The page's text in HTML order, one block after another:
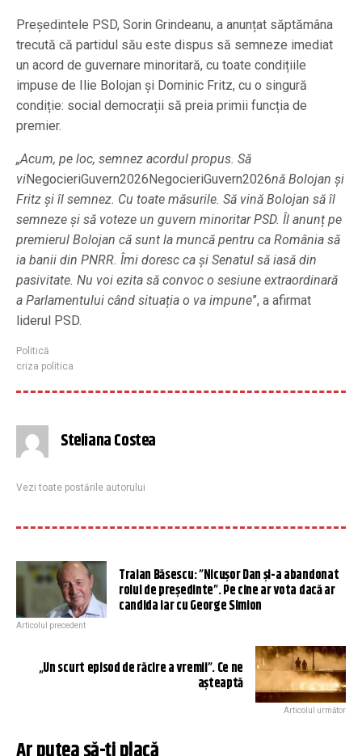
Președintele PSD, Sorin Grindeanu, a anunțat săptămâna
trecută că partidul său este dispus să semneze imediat
un acord de guvernare minoritară, cu toate condițiile
impuse de Ilie Bolojan și Dominic Fritz, cu o singură
condiție: social democrații să preia primii funcția de
premier.
„Acum, pe loc, semnez acordul propus. Să
viNegocieriGuvern2026NegocieriGuvern2026nă Bolojan și
Fritz și îl semnez. Cu toate măsurile. Să vină Bolojan să îl
semneze și să voteze un guvern minoritar PSD. Îl anunț pe
premierul Bolojan că sunt la muncă pentru ca România să
ia banii din PNRR. Îmi doresc ca și Senatul să iasă din
pasivitate. Nu voi ezita să convoc o sesiune extraordinară
a Parlamentului când situația o va impune”, a afirmat
liderul PSD.
Politică
criza politica
Steliana Costea
Vezi toate postările autorului
Traian Băsescu: ”Nicușor Dan și-a abandonat
rolul de președinte”. Pe cine ar vota dacă ar
candida iar cu George Simion
Articolul precedent
„Un scurt episod de răcire a vremii”. Ce ne
așteaptă
Articolul următor